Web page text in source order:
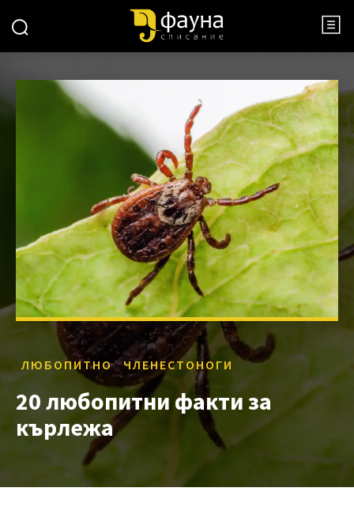
ЛЮБОПИТНО ЧЛЕНЕСТОНОГИ
20 любопитни факти за
кърлежа